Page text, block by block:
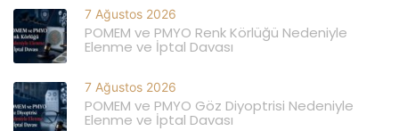
7 Ağustos 2026
POMEM ve PMYO Renk Körlüğü Nedeniyle
Elenme ve İptal Davası
7 Ağustos 2026
POMEM ve PMYO Göz Diyoptrisi Nedeniyle
Elenme ve İptal Davası